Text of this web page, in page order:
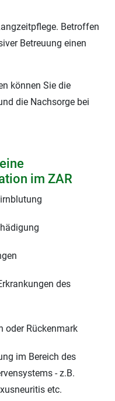
Betroffen
Betreuung einen
können Sie die
die Nachsorge bei
im ZAR
des
oder Rückenmark
im Bereich des
- z.B.
etc.